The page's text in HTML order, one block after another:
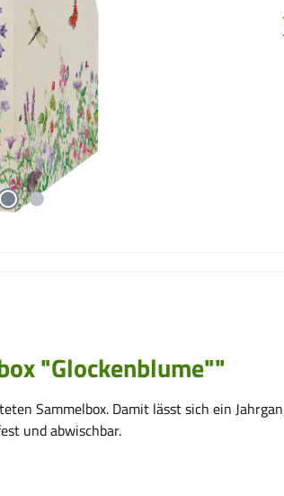
"Glockenblume""
­Sammelbox. Damit lässt sich ein
und abwischbar.